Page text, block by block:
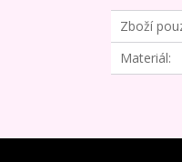
Zboží
Materiál